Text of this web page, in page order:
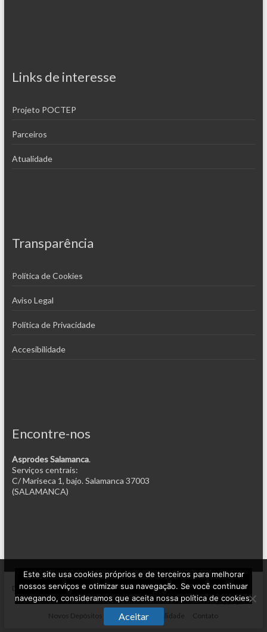
Links de interesse
Projeto POCTEP
Parceiros
Atualidade
Transparência
Política de Cookies
Aviso Legal
Política de Privacidade
Accesibilidade
Encontre-nos
Asprodes Salamanca.
Serviços centrais:
C/ Mariseca 1, bajo. Salamanca 37003
(SALAMANCA)
Desenhado por um projeto de Casa
Projeto
Parceiros
Novos Depósitos de Emprego
Atualidade Contato
Este site usa cookies próprios e de terceiros para melhorar
nossos serviços e otimizar sua navegação. Se você continuar
navegando, consideramos que aceita nossa política de cookies.
Aceitar